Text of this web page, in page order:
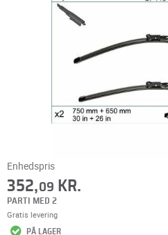
Enhedspris
352,09 KR.
PARTI MED 2
Gratis levering
PÅ LAGER